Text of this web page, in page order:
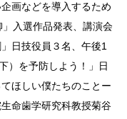
画などを導入するため
入選作品発表、講演会
日技役員３名、午後1
）を予防しよう！」日
ほしい僕たちのことー
命歯学研究科教授菊谷